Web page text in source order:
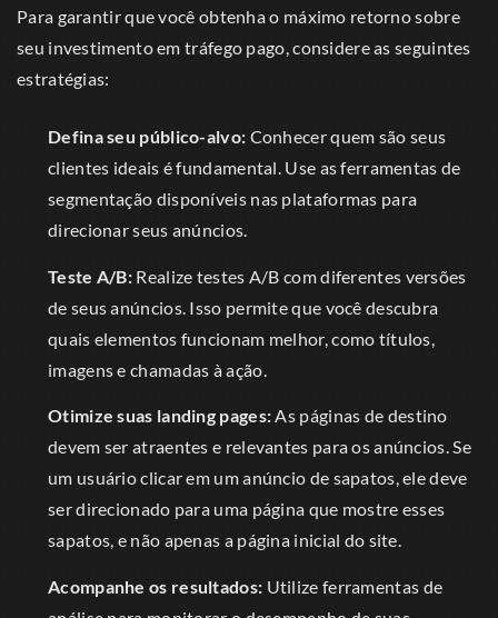
Para garantir que você obtenha o máximo retorno sobre
seu investimento em tráfego pago, considere as seguintes
estratégias:
Defina seu público-alvo: Conhecer quem são seus
clientes ideais é fundamental. Use as ferramentas de
segmentação disponíveis nas plataformas para
direcionar seus anúncios.
Teste A/B: Realize testes A/B com diferentes versões
de seus anúncios. Isso permite que você descubra
quais elementos funcionam melhor, como títulos,
imagens e chamadas à ação.
Otimize suas landing pages:As páginas de destino
devem ser atraentes e relevantes para os anúncios. Se
um usuário clicar em um anúncio de sapatos, ele deve
ser direcionado para uma página que mostre esses
sapatos, e não apenas a página inicial do site.
Acompanhe os resultados: Utilize ferramentas de